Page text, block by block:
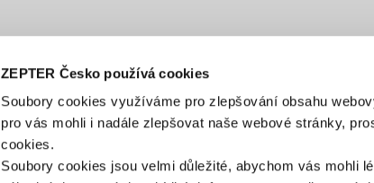
ZEPTER Česko používá cookies
Soubory cookies využíváme pro zlepšování obsahu
pro vás mohli i nadále zlepšovat naše webové stránky,
cookies.
Soubory cookies jsou velmi důležité, abychom vás mohli
Platba bankovním převodem